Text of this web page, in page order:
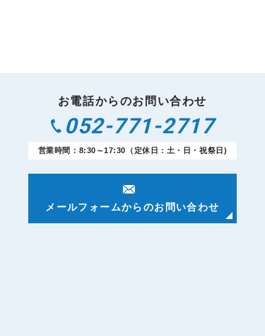
お電話からのお問い合わせ
052-771-2717
営業時間：8:30～17:30（定休日：土・日・祝祭日)
メールフォームからのお問い合わせ